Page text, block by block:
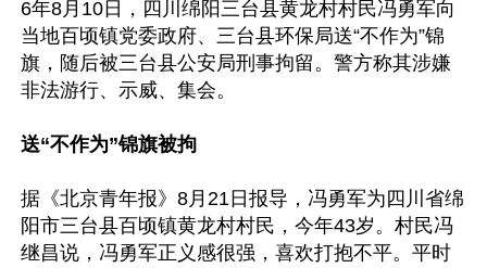
6年8月10日，四川绵阳三台县黄龙村村民冯勇军向
当地百顷镇党委政府、三台县环保局送“不作为”锦
旗，随后被三台县公安局刑事拘留。警方称其涉嫌
非法游行、示威、集会。
送“不作为”锦旗被拘
据《北京青年报》8月21日报导，冯勇军为四川省绵
阳市三台县百顷镇黄龙村村民，今年43岁。村民冯
继昌说，冯勇军正义感很强，喜欢打抱不平。平时